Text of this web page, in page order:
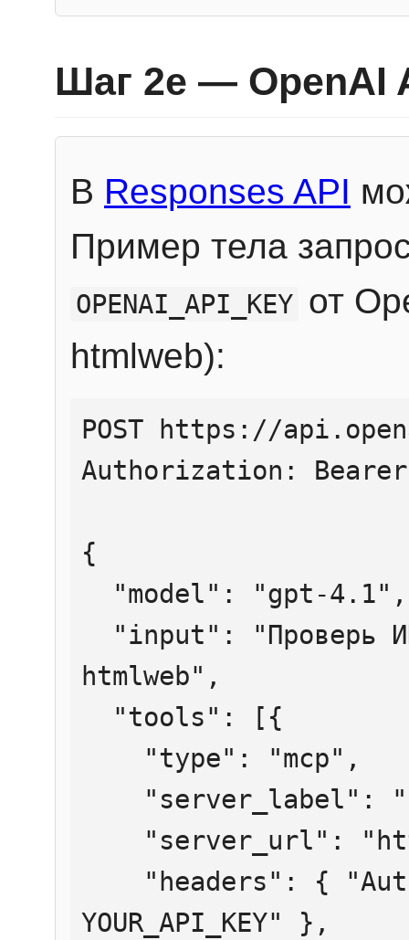
Шаг 2e — OpenAI
В Responses API
Пример тела
OPENAI_API_KEY от
htmlweb):
POST https://
Authorization:
{
htmlweb",
YOUR_API_KEY" },